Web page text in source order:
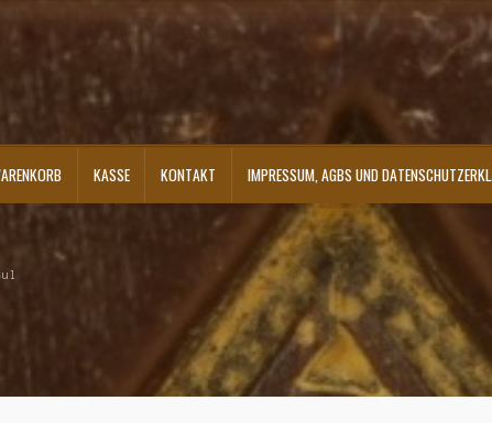
KASSE KONTAKT IMPRESSUM, AGBS UND
Versandarten WarenkorbWiderrufsbelehrung